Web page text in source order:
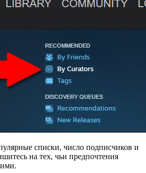
списки, число подписчиков и
на тех, чьи предпочтения